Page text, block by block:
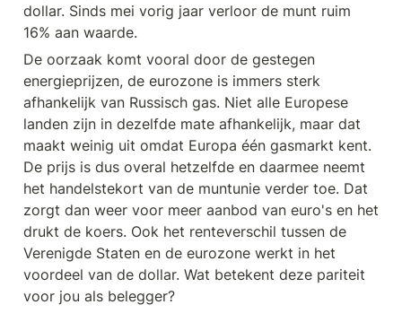
dollar. Sinds mei vorig jaar verloor de munt ruim
16% aan waarde.
De oorzaak komt vooral door de gestegen
energieprijzen, de eurozone is immers sterk
afhankelijk van Russisch gas. Niet alle Europese
landen zijn in dezelfde mate afhankelijk, maar dat
maakt weinig uit omdat Europa één gasmarkt kent.
De prijs is dus overal hetzelfde en daarmee neemt
het handelstekort van de muntunie verder toe. Dat
zorgt dan weer voor meer aanbod van euro's en het
drukt de koers. Ook het renteverschil tussen de
Verenigde Staten en de eurozone werkt in het
voordeel van de dollar. Wat betekent deze pariteit
voor jou als belegger?